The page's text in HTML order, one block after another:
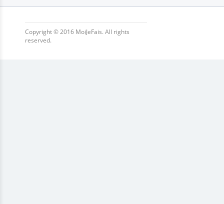
Copyright © 2016 MoiJeFais. All rights
reserved.